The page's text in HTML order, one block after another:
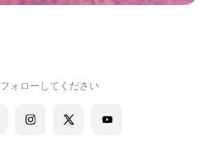
フォローしてください